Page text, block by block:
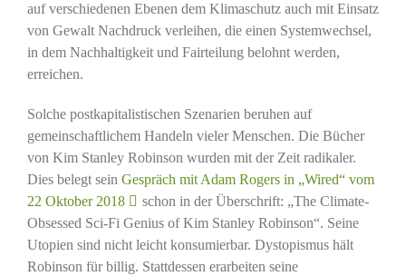
auf verschiedenen Ebenen dem Klimaschutz auch mit Einsatz
von Gewalt Nachdruck verleihen, die einen Systemwechsel,
in dem Nachhaltigkeit und Fairteilung belohnt werden,
erreichen.
Solche postkapitalistischen Szenarien beruhen auf
gemeinschaftlichem Handeln vieler Menschen. Die Bücher
von Kim Stanley Robinson wurden mit der Zeit radikaler.
Dies belegt sein Gespräch mit Adam Rogers in „Wired“ vom
22 Oktober 2018
schon in der Überschrift: „The Climate-
Obsessed Sci-Fi Genius of Kim Stanley Robinson“. Seine
Utopien sind nicht leicht konsumierbar. Dystopismus hält
Robinson für billig. Stattdessen erarbeiten seine